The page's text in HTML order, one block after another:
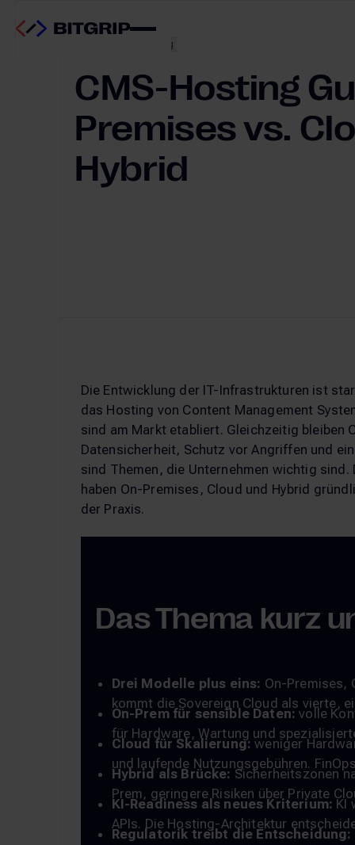
Migration & Hosting
CMS-Hosting
Premises vs.
Hybrid
Die Entwicklung der IT-Infrastrukturen ist
das Hosting von Content Management
sind am Markt etabliert. Gleichzeitig bleiben
Datensicherheit, Schutz vor Angriffen und
sind Themen, die Unternehmen wichtig
haben On-Premises, Cloud und Hybrid
der Praxis.
Das Thema kurz
Drei Modelle plus eins: On-Premises,
kommt die Sovereign Cloud als vierte,
On-Prem für sensible Daten:volle
für Hardware, Wartung und
Cloud für Skalierung: weniger
und laufende Nutzungsgebühren.
Hybrid als Brücke: Sicherheitszonen
Prem, geringere Risiken über Private
KI-Readiness als neues Kriterium: KI
APIs. Die Hosting-Architektur
Regulatorik treibt die Entscheidung: